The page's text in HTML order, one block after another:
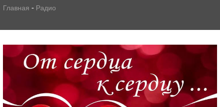
Главная - Радио